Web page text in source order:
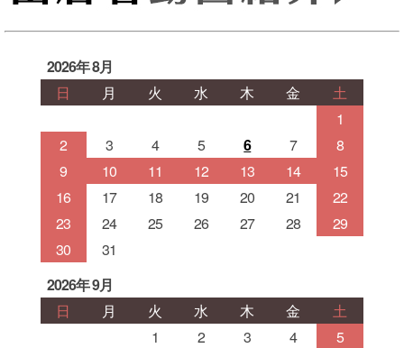
2026年 8月
日
月 火 水 木 金
土
1
2
3 4 5 6 7
8
9
10 11 12 13 14
15
16
17 18 19 20 21
22
23
24 25 26 27 28
29
30
31
2026年 9月
日
月 火 水 木 金
土
1
2 3 4
5